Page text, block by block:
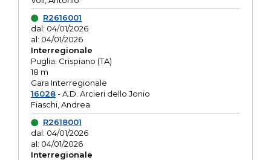
R2616001
dal: 04/01/2026
al: 04/01/2026
Interregionale
Puglia: Crispiano (TA)
18 m
Gara Interregionale
16028- A.D. Arcieri dello Jonio
Fiaschi, Andrea
R2618001
dal: 04/01/2026
al: 04/01/2026
Interregionale